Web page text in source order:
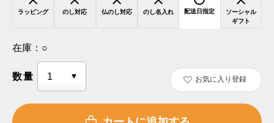
ラッピング のし対応 仏のし対応 のし名入れ 配送日指定
ソーシャル
ギフト
在庫： ○
数量 お気に入り登録